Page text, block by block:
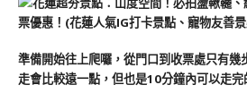
準備開始往上爬囉，從門口到收票處只有幾
走會比較遠一點，但也是10分鐘內可以走完